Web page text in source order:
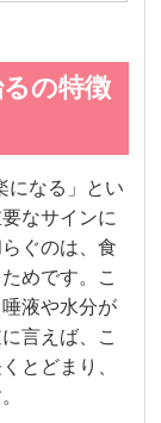
の特徴
になる」とい
なサインに
ぐのは、食
めです。こ
液や水分が
言えば、こ
とどまり、